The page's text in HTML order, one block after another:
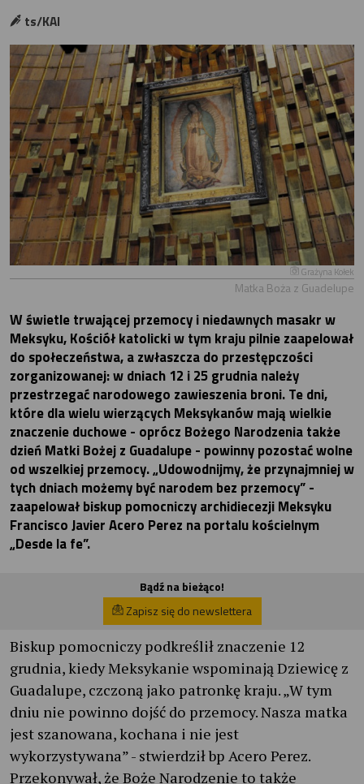
ts/KAI
Grażyna Kołek
Matka Boża z Guadelupe
W świetle trwającej przemocy i niedawnych masakr w
Meksyku, Kościół katolicki w tym kraju pilnie zaapelował
do społeczeństwa, a zwłaszcza do przestępczości
zorganizowanej: w dniach 12 i 25 grudnia należy
przestrzegać narodowego zawieszenia broni. Te dni,
które dla wielu wierzących Meksykanów mają wielkie
znaczenie duchowe - oprócz Bożego Narodzenia także
dzień Matki Bożej z Guadalupe - powinny pozostać wolne
od wszelkiej przemocy. „Udowodnijmy, że przynajmniej w
tych dniach możemy być narodem bez przemocy” -
zaapelował biskup pomocniczy archidiecezji Meksyku
Francisco Javier Acero Perez na portalu kościelnym
„Desde la fe”.
Bądź na bieżąco!
Zapisz się do newslettera
Biskup pomocniczy podkreślił znaczenie 12
grudnia, kiedy Meksykanie wspominają Dziewicę z
Guadalupe, czczoną jako patronkę kraju. „W tym
dniu nie powinno dojść do przemocy. Nasza matka
jest szanowana, kochana i nie jest
wykorzystywana” - stwierdził bp Acero Perez.
Przekonywał, że Boże Narodzenie to także